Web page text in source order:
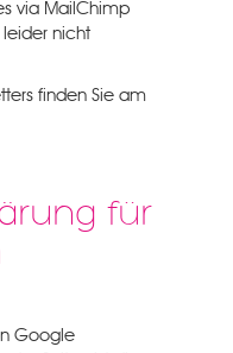
via MailChimp
leider nicht
finden Sie am
für
Google